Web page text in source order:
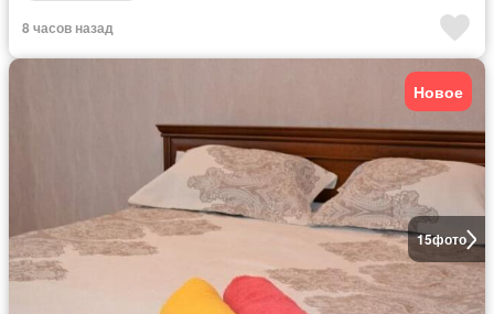
8 часов назад
15фото
Новое